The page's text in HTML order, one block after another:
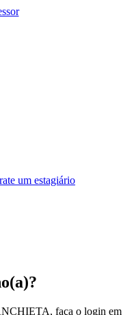
um estagiário
faça o login em